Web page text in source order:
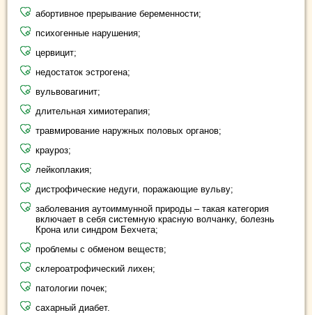
абортивное прерывание беременности;
психогенные нарушения;
цервицит;
недостаток эстрогена;
вульвовагинит;
длительная химиотерапия;
травмирование наружных половых органов;
крауроз;
лейкоплакия;
дистрофические недуги, поражающие вульву;
заболевания аутоиммунной природы – такая категория
включает в себя системную красную волчанку, болезнь
Крона или синдром Бехчета;
проблемы с обменом веществ;
склероатрофический лихен;
патологии почек;
сахарный диабет.